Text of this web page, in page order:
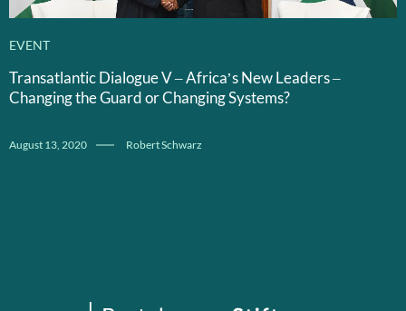
EVENT
Transatlantic Dialogue V – Africa’s New Leaders –
Changing the Guard or Changing Systems?
August 13, 2020 Robert Schwarz